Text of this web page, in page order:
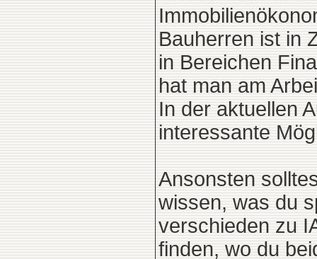
Bauherren ist in
in Bereichen
hat man am
In der aktuellen
interessante
Ansonsten
wissen, was du
verschieden zu
finden, wo du